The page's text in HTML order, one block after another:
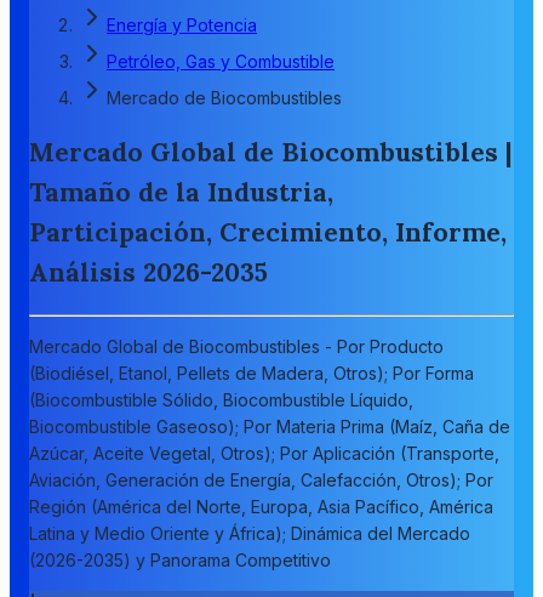
Energía y Potencia
Petróleo, Gas y Combustible
Mercado de Biocombustibles
Mercado Global de Biocombustibles |
Tamaño de la Industria,
Participación, Crecimiento, Informe,
Análisis 2026-2035
Mercado Global de Biocombustibles - Por Producto
(Biodiésel, Etanol, Pellets de Madera, Otros); Por Forma
(Biocombustible Sólido, Biocombustible Líquido,
Biocombustible Gaseoso); Por Materia Prima (Maíz, Caña de
Azúcar, Aceite Vegetal, Otros); Por Aplicación (Transporte,
Aviación, Generación de Energía, Calefacción, Otros); Por
Región (América del Norte, Europa, Asia Pacífico, América
Latina y Medio Oriente y África); Dinámica del Mercado
(2026-2035) y Panorama Competitivo